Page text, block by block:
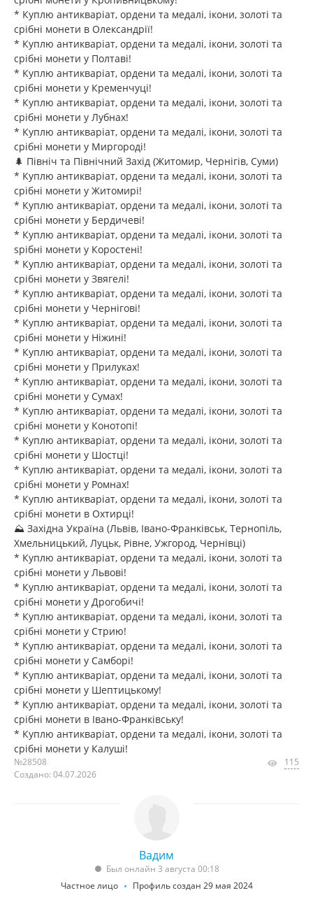
* Куплю антикваріат, ордени та медалі, ікони, золоті та
срібні монети в Олександрії!
* Куплю антикваріат, ордени та медалі, ікони, золоті та
срібні монети у Полтаві!
* Куплю антикваріат, ордени та медалі, ікони, золоті та
срібні монети у Кременчуці!
* Куплю антикваріат, ордени та медалі, ікони, золоті та
срібні монети у Лубнах!
* Куплю антикваріат, ордени та медалі, ікони, золоті та
срібні монети у Миргороді!
🌲 Північ та Північний Захід (Житомир, Чернігів, Суми)
* Куплю антикваріат, ордени та медалі, ікони, золоті та
срібні монети у Житомирі!
* Куплю антикваріат, ордени та медалі, ікони, золоті та
срібні монети у Бердичеві!
* Куплю антикваріат, ордени та медалі, ікони, золоті та
sрібні монети у Коростені!
* Куплю антикваріат, ордени та медалі, ікони, золоті та
срібні монети у Звягелі!
* Куплю антикваріат, ордени та медалі, ікони, золоті та
срібні монети у Чернігові!
* Куплю антикваріат, ордени та медалі, ікони, золоті та
срібні монети у Ніжині!
* Куплю антикваріат, ордени та медалі, ікони, золоті та
срібні монети у Прилуках!
* Куплю антикваріат, ордени та медалі, ікони, золоті та
срібні монети у Сумах!
* Куплю антикваріат, ордени та медалі, ікони, золоті та
срібні монети у Конотопі!
* Куплю антикваріат, ордени та медалі, ікони, золоті та
срібні монети у Шостці!
* Куплю антикваріат, ордени та медалі, ікони, золоті та
срібні монети у Ромнах!
* Куплю антикваріат, ордени та медалі, iкони, золоті та
срібні монети в Охтирці!
⛰️ Західна Україна (Львів, Івано-Франківськ, Тернопіль,
Хмельницький, Луцьк, Рівне, Ужгород, Чернівці)
* Куплю антикваріат, ордени та медалі, ікони, золоті та
срібні монети у Львові!
* Куплю антикваріат, ордени та медалі, ікони, золоті та
срібні монети у Дрогобичі!
* Куплю антикваріат, ордени та медалі, ікони, золоті та
срібні монети у Стрию!
* Куплю антикваріат, ордени та медалі, ікони, золоті та
срібні монети у Самборі!
* Куплю антикваріат, ордени та медалі, ікони, золоті та
срібні монети у Шептицькому!
* Куплю антикваріат, ордени та медалі, ікони, золоті та
срібні монети в Івано-Франківську!
* Куплю антикваріат, ордени та медалі, ікони, золоті та
срібні монети у Калуші!
№28508
Создано: 04.07.2026
115
Вадим
Был онлайн 3 августа 00:18
Частное лицо
Профиль создан 29 мая 2024